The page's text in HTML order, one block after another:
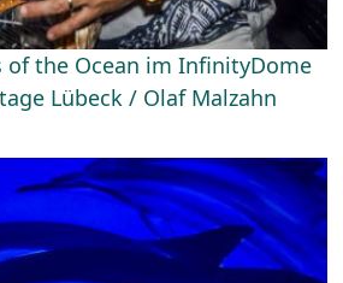
of the Ocean im InfinityDome
Lübeck / Olaf Malzahn